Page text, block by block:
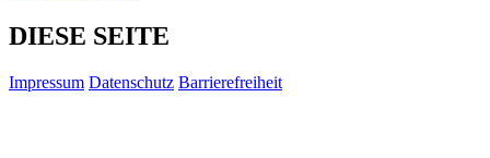
DIESE SEITE
Impressum Datenschutz Barrierefreiheit